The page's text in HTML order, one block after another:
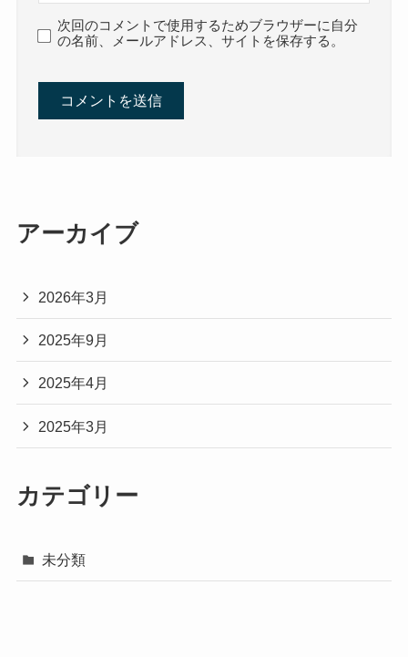
次回のコメントで使用するためブラウザーに自分
の名前、メールアドレス、サイトを保存する。
アーカイブ
2026年3月
2025年9月
2025年4月
2025年3月
カテゴリー
未分類